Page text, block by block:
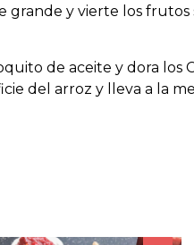
y vierte los frutos
de aceite y dora los
del arroz y lleva a la